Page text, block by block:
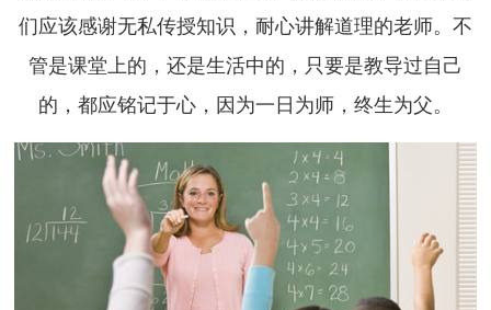
们应该感谢无私传授知识，耐心讲解道理的老师。不
管是课堂上的，还是生活中的，只要是教导过自己
的，都应铭记于心，因为一日为师，终生为父。